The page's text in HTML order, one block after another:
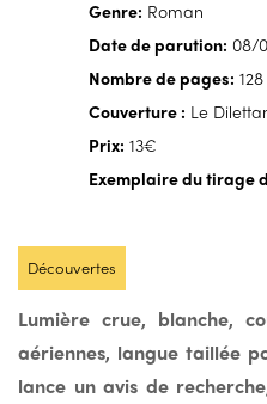
Genre: Roman
Date de parution: 08/
Nombre de pages: 128
Couverture : Le
Prix: 13€
Exemplaire du tirage
Découvertes
Lumière crue, blanche,
aériennes, langue taillée
lance un avis de